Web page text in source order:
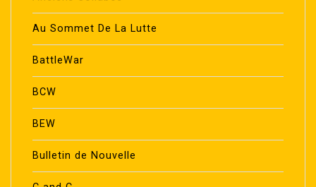
Au Sommet De La Lutte
BattleWar
BCW
BEW
Bulletin de Nouvelle